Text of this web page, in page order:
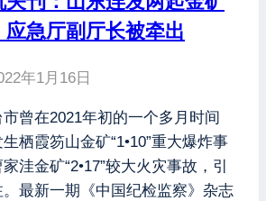
应急厅副厅长被牵出
年1月16日
曾在2021年初的一个多月时间
栖霞笏山金矿“1•10”重大爆炸事
洼金矿“2•17”较大火灾事故，引
最新一期《中国纪检监察》杂志